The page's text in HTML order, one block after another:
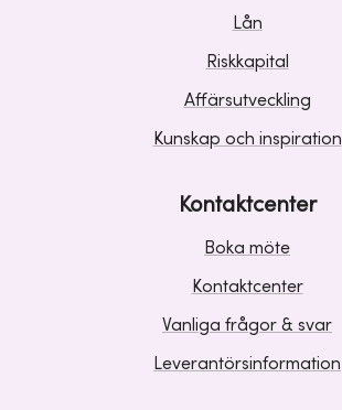
Lån
Riskkapital
Affärsutveckling
Kunskap och inspiration
Kontaktcenter
Boka möte
Kontaktcenter
Vanliga frågor & svar
Leverantörsinformation